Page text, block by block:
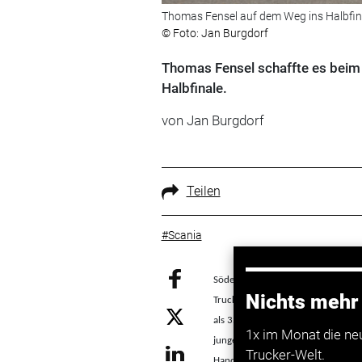
Thomas Fensel auf dem Weg ins
© Foto: Jan Burgdorf
Thomas Fensel schaffte es
Halbfinale.
von Jan Burgdorf
Teilen
#Scania
Nichts
1x im Monat die
Trucker-Welt.
Södertälje. 17.000
Truck-Driver-Wettbewerb (YETD)
als 35 Jahre sein. Warum diese
junge
LKW-Fahrer die meisten